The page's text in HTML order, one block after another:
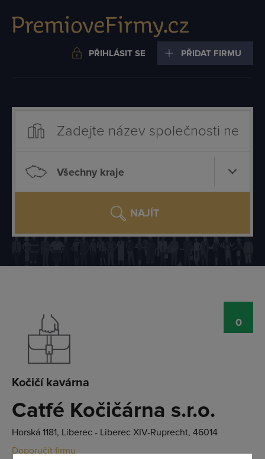
PŘIHLÁSIT SE PŘIDAT FIRMU
Všechny kraje
NAJÍT
Kočičí kavárna
Catfé Kočičárna s.r.o.
Horská 1181, Liberec - Liberec XIV-Ruprecht, 46014
Doporučit firmu
0